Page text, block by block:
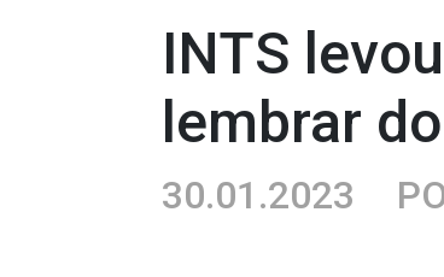
INTS
lembrar
30.01.2023